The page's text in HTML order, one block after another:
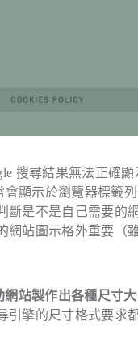
搜尋結果無法正確
顯示於瀏覽器標籤
是不是自己需要的
站圖示格外重要（
網站製作出各種尺寸
擎的尺寸格式要求